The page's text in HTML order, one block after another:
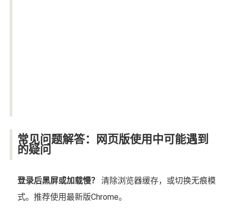
常见问题解答：网页版使用中可能遇到
的疑问
登录后黑屏或加载慢？
清除浏览器缓存，或切换无痕模
式。推荐使用最新版Chrome。